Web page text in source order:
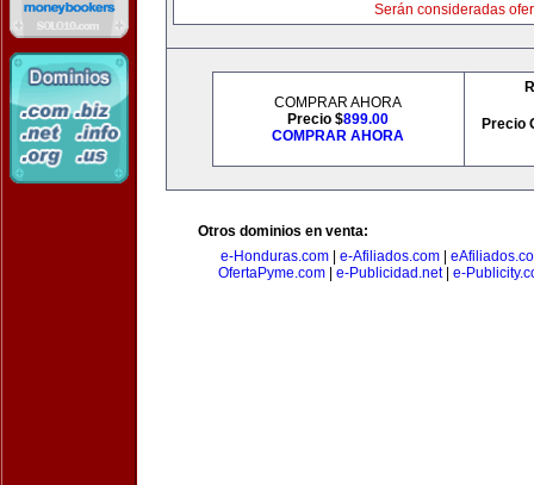
Serán consideradas
COMPRAR AHORA
Precio $899.00
COMPRAR AHORA
Precio
Otros dominios en venta:
e-Honduras.com| e-Afiliados.com|
OfertaPyme.com| e-Publicidad.net| e-